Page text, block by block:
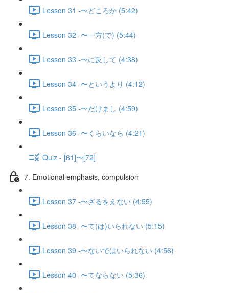
Lesson 31 -〜どころか (5:42)
Lesson 32 -〜一方(で) (5:44)
Lesson 33 -〜に反して (4:38)
Lesson 34 -〜というより (4:12)
Lesson 35 -〜だけまし (4:59)
Lesson 36 -〜くらいなら (4:21)
Quiz - [61]〜[72]
7. Emotional emphasis, compulsion
Lesson 37 -〜ざるをえない (4:55)
Lesson 38 -〜て(は)いられない (5:15)
Lesson 39 -〜ないではいられない (4:56)
Lesson 40 -〜てならない (5:36)